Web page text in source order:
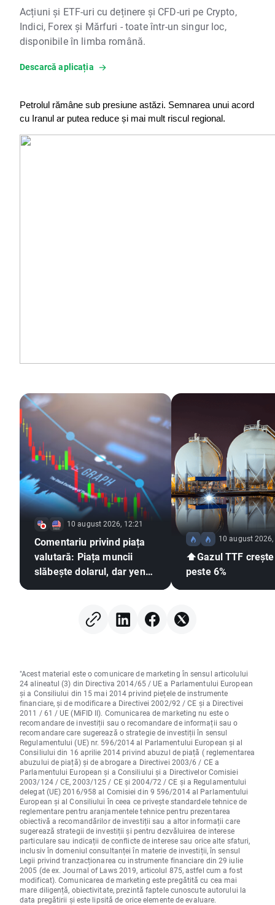
Acțiuni și ETF-uri cu deținere și CFD-uri pe Crypto,
Indici, Forex și Mărfuri - toate într-un singur loc,
disponibile în limba română.
Descarcă aplicația
Petrolul rămâne sub presiune astăzi. Semnarea unui acord
cu Iranul ar putea reduce și mai mult riscul regional.
10 august 2026, 12:21
Comentariu privind piața
valutară: Piața muncii
slăbește dolarul, dar yenul
10 august
⬆️Gazul TTF
peste 6%
"Acest material este o comunicare de marketing în sensul articolului
24 alineatul (3) din Directiva 2014/65 / UE a Parlamentului European
și a Consiliului din 15 mai 2014 privind piețele de instrumente
financiare, și de modificare a Directivei 2002/92 / CE și a Directivei
2011 / 61 / UE (MiFID II). Comunicarea de marketing nu este o
recomandare de investiții sau o recomandare de informații sau o
recomandare care sugerează o strategie de investiții în sensul
Regulamentului (UE) nr. 596/2014 al Parlamentului European și al
Consiliului din 16 aprilie 2014 privind abuzul de piață ( reglementarea
abuzului de piață) și de abrogare a Directivei 2003/6 / CE a
Parlamentului European și a Consiliului și a Directivelor Comisiei
2003/124 / CE, 2003/125 / CE și 2004/72 / CE și a Regulamentului
delegat (UE) 2016/958 al Comisiei din 9 596/2014 al Parlamentului
European și al Consiliului în ceea ce privește standardele tehnice de
reglementare pentru aranjamentele tehnice pentru prezentarea
obiectivă a recomandărilor de investiții sau a altor informații care
sugerează strategii de investiții și pentru dezvăluirea de interese
particulare sau indicații de conflicte de interese sau orice alte sfaturi,
inclusiv în domeniul consultanței în materie de investiții, în sensul
Legii privind tranzacționarea cu instrumente financiare din 29 iulie
2005 (de ex. Journal of Laws 2019, articolul 875, astfel cum a fost
modificat). Comunicarea de marketing este pregătită cu cea mai
mare diligență, obiectivitate, prezintă faptele cunoscute autorului la
data pregătirii și este lipsită de orice elemente de evaluare.